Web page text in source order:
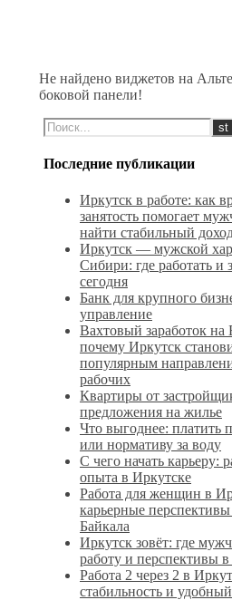
Не найдено виджетов на
боковой панели!
Последние публикации
Иркутск в работе: как
занятость помогает
найти стабильный
Иркутск — мужской
Сибири: где работать и
сегодня
Банк для крупного
управление
Вахтовый заработок на
почему Иркутск
популярным
рабочих
Квартиры от
предложения на жилье
Что выгоднее: платить
или нормативу за воду
С чего начать карьеру:
опыта в Иркутске
Работа для женщин в
карьерные перспективы
Байкала
Иркутск зовёт: где
работу и перспективы
Работа 2 через 2 в
стабильность и